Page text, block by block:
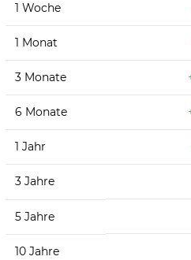
1 Woche
1 Monat
3 Monate
6 Monate
1 Jahr
3 Jahre
5 Jahre
10 Jahre